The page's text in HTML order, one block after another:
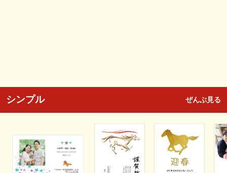
シンプル ぜんぶ見る